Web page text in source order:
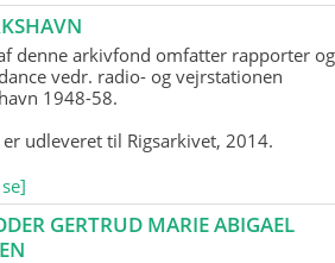
denne arkivfond omfatter rapporter og
vedr. radio- og vejrstationen
1948-58.
udleveret til Rigsarkivet, 2014.
GERTRUD MARIE ABIGAEL